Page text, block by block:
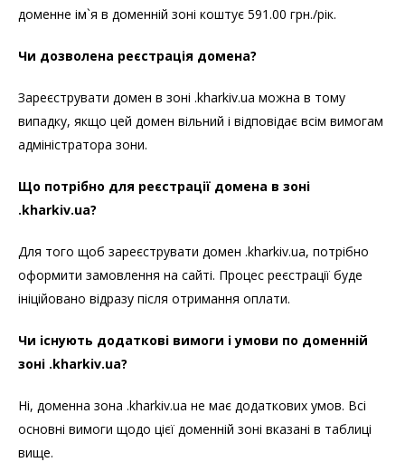
доменне ім`я в доменній зоні коштує 591.00 грн./рік.
Чи дозволена реєстрація домена?
Зареєструвати домен в зоні .kharkiv.ua можна в тому
випадку, якщо цей домен вільний і відповідає всім вимогам
адміністратора зони.
Що потрібно для реєстрації домена в зоні
.kharkiv.ua?
Для того щоб зареєструвати домен .kharkiv.ua, потрібно
оформити замовлення на сайті. Процес реєстрації буде
ініційовано відразу після отримання оплати.
Чи існують додаткові вимоги і умови по доменній
зоні .kharkiv.ua?
Ні, доменна зона .kharkiv.ua не має додаткових умов. Всі
основні вимоги щодо цієї доменній зоні вказані в таблиці
вище.